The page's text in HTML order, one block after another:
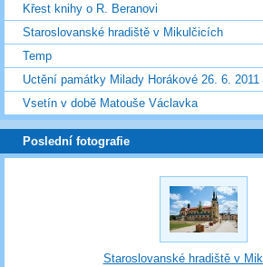
Křest knihy o R. Beranovi
Staroslovanské hradiště v Mikulčicích
Temp
Uctění památky Milady Horákové 26. 6. 2011
Vsetín v době Matouše Václavka
Poslední fotografie
Staroslovanské hradiště v